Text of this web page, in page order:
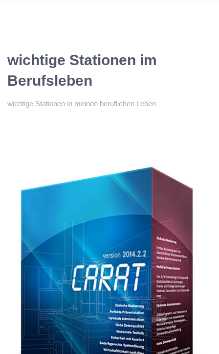
wichtige Stationen im
Berufsleben
wichtige Stationen in meinen beruflichen Leben